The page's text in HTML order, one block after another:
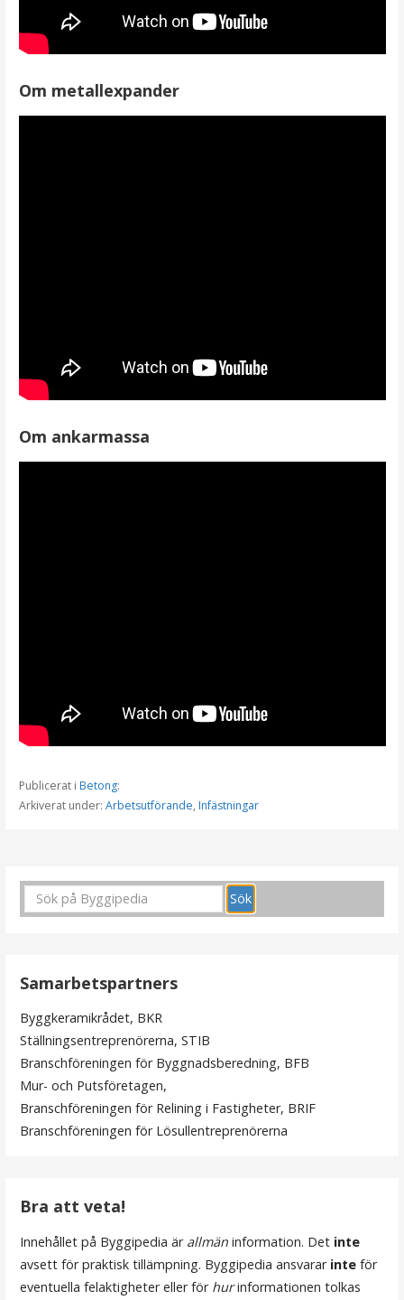
Om metallexpander
Om ankarmassa
Publicerat i Betong:
Arkiverat under: Arbetsutförande, Infästningar
g
n
Samarbetspartners
Byggkeramikrådet, BKR
Ställningsentreprenörerna, STIB
Branschföreningen för Byggnadsberedning, BFB
Mur- och Putsföretagen,
Branschföreningen för Relining i Fastigheter, BRIF
Branschföreningen för Lösullentreprenörerna
Bra att veta!
Innehållet på Byggipedia är allmän information. Det inte
avsett för praktisk tillämpning. Byggipedia ansvarar inte för
eventuella felaktigheter eller för hurinformationen tolkas